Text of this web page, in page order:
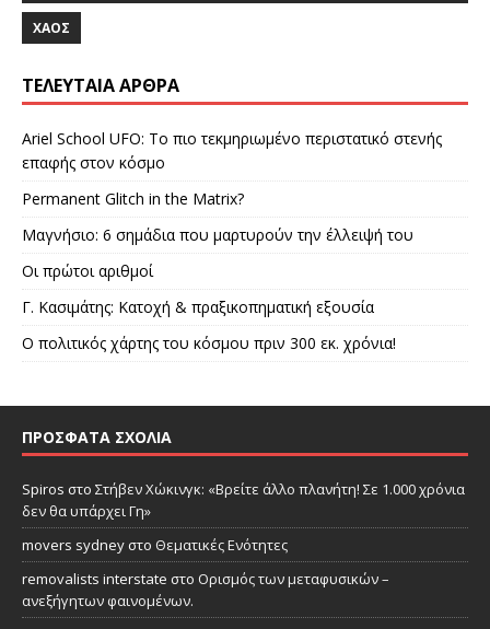
ΧΆΟΣ
ΤΕΛΕΥΤΑΊΑ ΆΡΘΡΑ
Ariel School UFO: Το πιο τεκμηριωμένο περιστατικό στενής
επαφής στον κόσμο
Permanent Glitch in the Matrix?
Μαγνήσιο: 6 σημάδια που μαρτυρούν την έλλειψή του
Οι πρώτοι αριθμοί
Γ. Κασιμάτης: Κατοχή & πραξικοπηματική εξουσία
Ο πολιτικός χάρτης του κόσμου πριν 300 εκ. χρόνια!
ΠΡΌΣΦΑΤΑ ΣΧΌΛΙΑ
Spiros στο Στήβεν Χώκινγκ: «Βρείτε άλλο πλανήτη! Σε 1.000 χρόνια
δεν θα υπάρχει Γη»
movers sydneyστο Θεματικές Ενότητες
removalists interstate στο Ορισμός των μεταφυσικών –
ανεξήγητων φαινομένων.